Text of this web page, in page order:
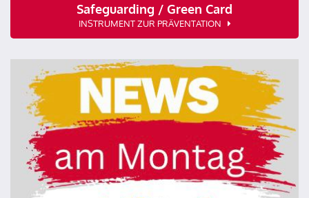
Safeguarding / Green Card
INSTRUMENT ZUR PRÄVENTATION